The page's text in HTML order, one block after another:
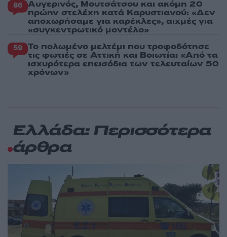
86 Αυγερινός, Μουτσάτσου και ακόμη 20
πρώην στελέχη κατά Καρυστιανού: «Δεν
αποχωρήσαμε για καρέκλες», αιχμές για
«συγκεντρωτικό μοντέλο»
59 Το πολωμένο μελτέμι που τροφοδότησε
τις φωτιές σε Αττική και Βοιωτία: «Από τα
ισχυρότερα επεισόδια των τελευταίων 50
χρόνων»
Ελλάδα: Περισσότερα
άρθρα